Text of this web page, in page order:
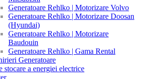
Generatoare Rehlko | Motorizare Volvo
Generatoare Rehlko | Motorizare Doosan
(Hyundai)
Generatoare Rehlko | Motorizare
Baudouin
Generatoare Rehlko | Gama Rental
Generatoare
stocare a energiei electrice